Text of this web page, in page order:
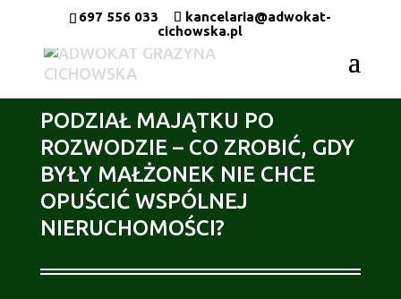
697 556 033
kancelaria@adwokat-
cichowska.pl
PODZIAŁ MAJĄTKU PO
ROZWODZIE – CO ZROBIĆ, GDY
BYŁY MAŁŻONEK NIE CHCE
OPUŚCIĆ WSPÓLNEJ
NIERUCHOMOŚCI?